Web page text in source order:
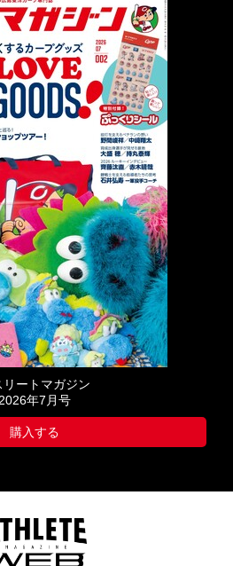
リートマガジン
2026年7月号
購入する